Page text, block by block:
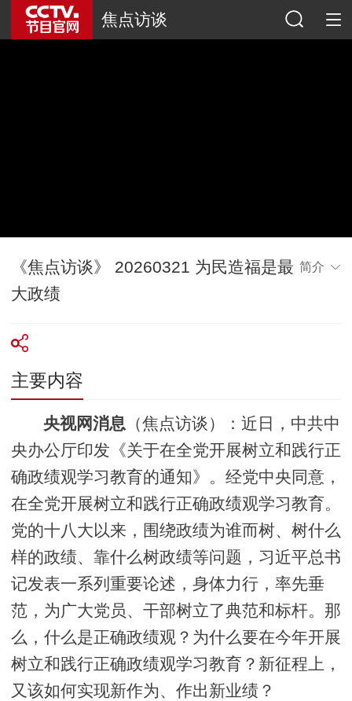
焦点访谈
《焦点访谈》 20260321 为民造福是最
大政绩
简介
主要内容
央视网消息 （焦点访谈）：近日，中共中
央办公厅印发《关于在全党开展树立和践行正
确政绩观学习教育的通知》。经党中央同意，
在全党开展树立和践行正确政绩观学习教育。
党的十八大以来，围绕政绩为谁而树、树什么
样的政绩、靠什么树政绩等问题，习近平总书
记发表一系列重要论述，身体力行，率先垂
范，为广大党员、干部树立了典范和标杆。那
么，什么是正确政绩观？为什么要在今年开展
树立和践行正确政绩观学习教育？新征程上，
又该如何实现新作为、作出新业绩？